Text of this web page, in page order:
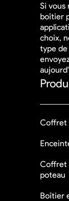
Si vous
boîtier
choix,
type
Coffret
Coffret
poteau
Boîtier